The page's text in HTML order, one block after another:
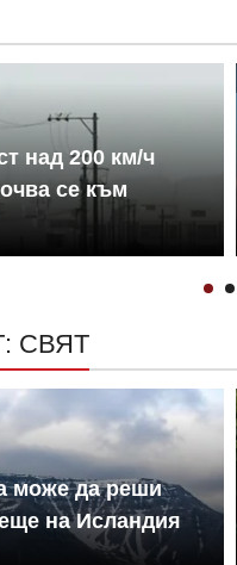
над 200 км/ч
се към
СВЯТ
може да реши
на Исландия